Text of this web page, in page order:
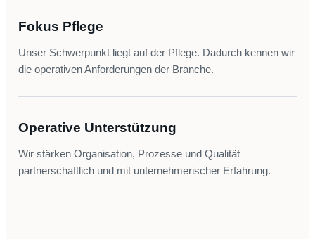
Fokus Pflege
Unser Schwerpunkt liegt auf der Pflege. Dadurch kennen wir
die operativen Anforderungen der Branche.
Operative Unterstützung
Wir stärken Organisation, Prozesse und Qualität
partnerschaftlich und mit unternehmerischer Erfahrung.